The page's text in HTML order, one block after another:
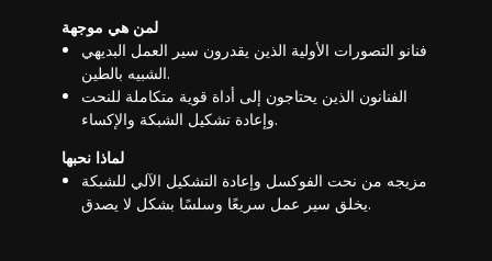
لمن هي موجهة
فنانو التصورات الأولية الذين يقدرون سير العمل البديهي
الشبيه بالطين.
الفنانون الذين يحتاجون إلى أداة قوية متكاملة للنحت
وإعادة تشكيل الشبكة والإكساء.
لماذا نحبها
مزيجه من نحت الفوكسل وإعادة التشكيل الآلي للشبكة
يخلق سير عمل سريعًا وسلسًا بشكل لا يصدق.